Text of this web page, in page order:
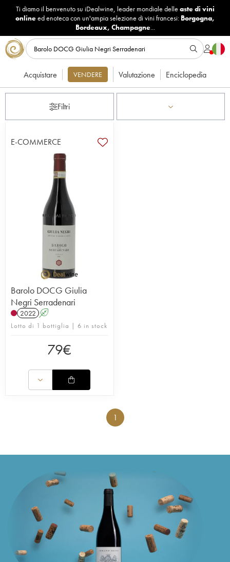
Ti diamo il benvenuto su iDealwine, leader mondiale delle aste di vini
onlineed enoteca con un'ampia selezione di vini francesi: Borgogna,
Bordeaux, Champagne...
Acquistare VENDERE Valutazione Enciclopedia
Filtri
E-COMMERCE
Barolo DOCG Giulia
Negri Serradenari
2022 A
Lotto di 1 bottiglia | 6 in stock
79€
1